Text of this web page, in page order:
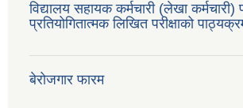
विद्यालय सहायक कर्मचारी (लेखा
प्रतियोगितात्मक लिखित परीक्षाको
बेरोजगार फारम